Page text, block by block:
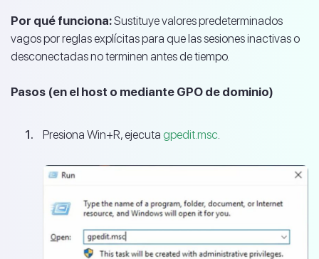
Por qué funciona:Sustituye valores predeterminados
vagos por reglas explícitas para que las sesiones inactivas o
desconectadas no terminen antes de tiempo.
Pasos (en el host o mediante GPO de dominio)
Presiona Win+R, ejecuta gpedit.msc